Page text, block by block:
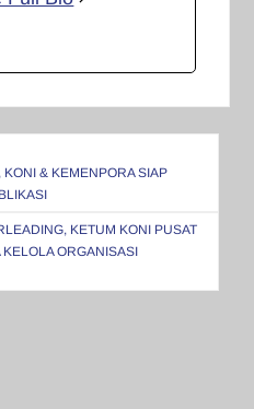
& KEMENPORA SIAP
KETUM KONI PUSAT
KELOLA ORGANISASI